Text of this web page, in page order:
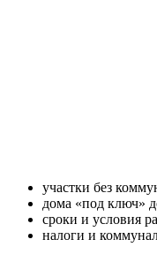
участки без
дома «под ключ»
сроки и условия
налоги и